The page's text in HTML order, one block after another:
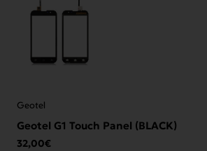
Geotel
Geotel G1 Touch Panel (BLACK)
32,00€